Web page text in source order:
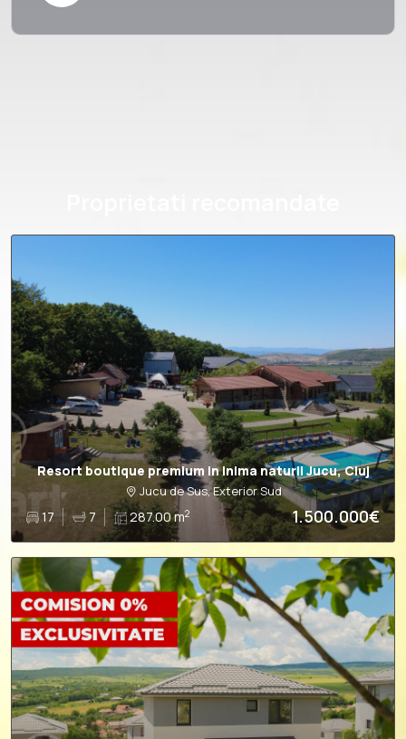
Resort boutique premium in inima naturii Jucu, Cluj
Jucu de Sus, Exterior Sud
17 7 287.00 m2 1.500.000€